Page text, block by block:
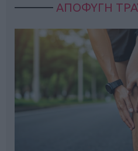
ΑΠΟΦΥΓΗ